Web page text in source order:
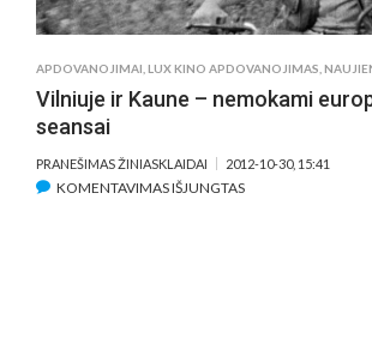
APDOVANOJIMAI LUX KINO APDOVANOJIMAS
Vilniuje ir Kaune – nemokami
seansai
PRANEŠIMAS ŽINIASKLAIDAI 2012-10-30, 15:41
KOMENTAVIMAS IŠJUNGTASĮRAŠE